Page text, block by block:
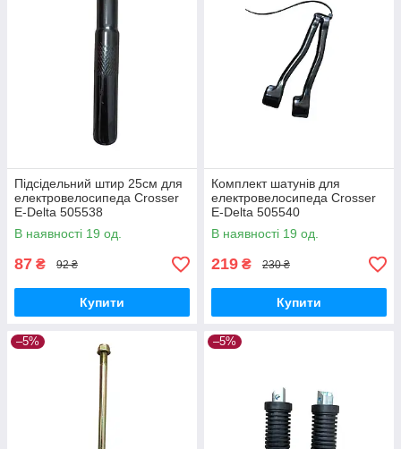
Підсідельний штир 25см для
електровелосипеда Crosser
E-Delta 505538
В наявності 19 од.
87 ₴ 92 ₴
Купити
Комплект шатунів для
електровелосипеда Crosser
E-Delta 505540
В наявності 19 од.
219 ₴ 230 ₴
Купити
–5% –5%